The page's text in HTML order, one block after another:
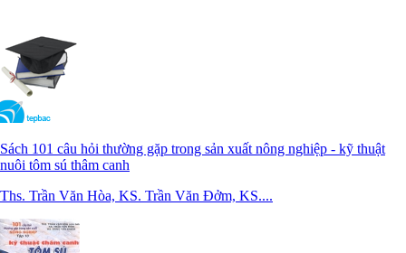
Sách 101 câu hỏi thường gặp trong sản xuất nông nghiệp - kỹ thuật
nuôi tôm sú thâm canh
Ths. Trần Văn Hòa, KS. Trần Văn Đởm, KS....